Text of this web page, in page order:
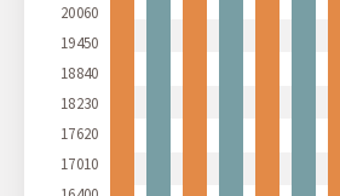
20060
19450
18840
18230
17620
17010